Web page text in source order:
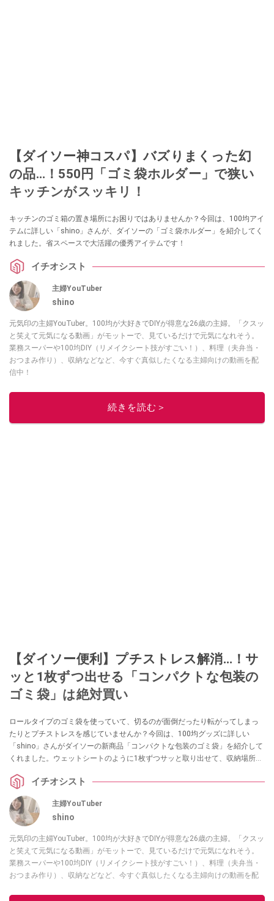
【ダイソー神コスパ】バズりまくった幻
の品…！550円「ゴミ袋ホルダー」で狭い
キッチンがスッキリ！
キッチンのゴミ箱の置き場所にお困りではありませんか？今回は、100均アイ
テムに詳しい「shino」さんが、ダイソーの「ゴミ袋ホルダー」を紹介してく
れました。省スペースで大活躍の優秀アイテムです！
イチオシスト
主婦YouTuber
shino
元気印の主婦YouTuber。100均が大好きでDIYが得意な26歳の主婦。「クスッ
と笑えて元気になる動画」がモットーで、見ているだけで元気になれそう。
業務スーパーや100均DIY（リメイクシート技がすごい！）、料理（夫弁当・
おつまみ作り）、収納などなど、今すぐ真似したくなる主婦向けの動画を配
信中！
このイチオシストの他の記事を読む
続きを読む＞
【ダイソー便利】プチストレス解消…！サ
ッと1枚ずつ出せる「コンパクトな包装の
ゴミ袋」は絶対買い
ロールタイプのゴミ袋を使っていて、切るのが面倒だったり転がってしまっ
たりとプチストレスを感じていませんか？今回は、100均グッズに詳しい
「shino」さんがダイソーの新商品「コンパクトな包装のゴミ袋」を紹介して
くれました。ウェットシートのように1枚ずつサッと取り出せて、収納場所も
す！
イチオシスト
主婦YouTuber
shino
元気印の主婦YouTuber。100均が大好きでDIYが得意な26歳の主婦。「クスッ
と笑えて元気になる動画」がモットーで、見ているだけで元気になれそう。
業務スーパーや100均DIY（リメイクシート技がすごい！）、料理（夫弁当・
おつまみ作り）、収納などなど、今すぐ真似したくなる主婦向けの動画を配